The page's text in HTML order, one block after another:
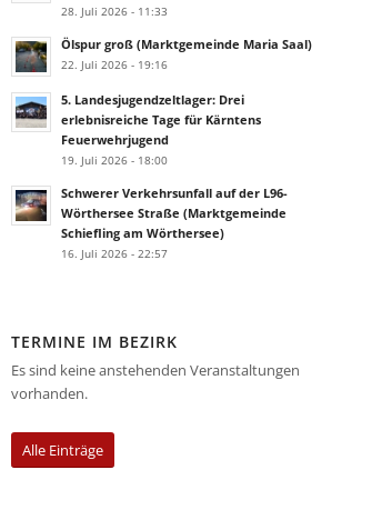
28. Juli 2026 - 11:33
Ölspur groß (Marktgemeinde Maria Saal)
22. Juli 2026 - 19:16
5. Landesjugendzeltlager: Drei
erlebnisreiche Tage für Kärntens
Feuerwehrjugend
19. Juli 2026 - 18:00
Schwerer Verkehrsunfall auf der L96-
Wörthersee Straße (Marktgemeinde
Schiefling am Wörthersee)
16. Juli 2026 - 22:57
TERMINE IM BEZIRK
Es sind keine anstehenden Veranstaltungen
vorhanden.
Alle Einträge